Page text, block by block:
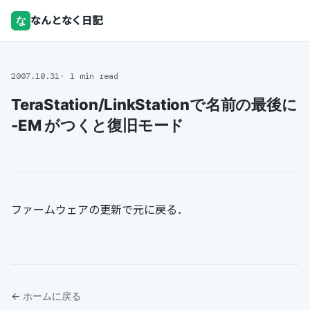
な なんとなく日記
2007.10.31 1 min read
TeraStation/LinkStationで名前の最後に
-EM がつくと復旧モード
ファームウェアの更新で元に戻る．
← ホームに戻る